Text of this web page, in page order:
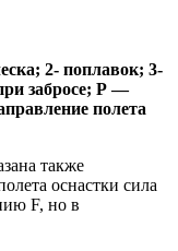
2- поплавок; 3-
забросе; Р —
полета
также
оснастки сила
F, но в